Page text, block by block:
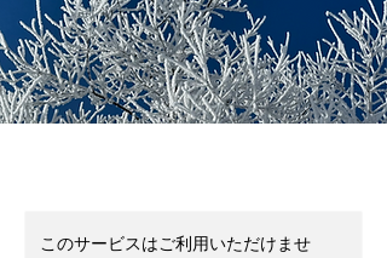
このサービスはご利用いただけませ